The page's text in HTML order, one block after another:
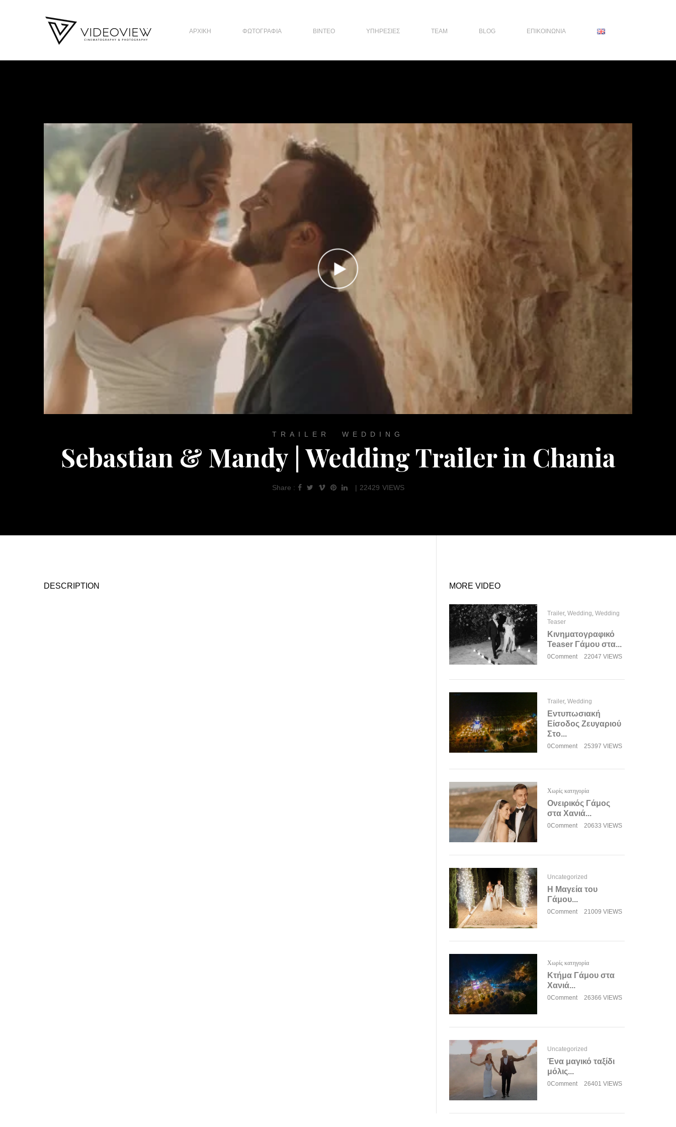
ΑΡΧΙΚΗ ΦΩΤΟΓΡΑΦΙΑ ΒΙΝΤΕΟ ΥΠΗΡΕΣΙΕΣ TEAM BLOG ΕΠΙΚΟΙΝΩΝΙΑ
TRAILER WEDDING
Sebastian & Mandy | Wedding Trailer in Chania
Share : | 22429 VIEWS
DESCRIPTION MORE VIDEO
Trailer, Wedding, Wedding
Teaser
Κινηματογραφικό
Teaser Γάμου στα...
0Comment 22047 VIEWS
Trailer, Wedding
Εντυπωσιακή
Είσοδος Ζευγαριού
Στο...
0Comment 25397 VIEWS
Χωρίς κατηγορία
Ονειρικός Γάμος
στα Χανιά...
0Comment 20633 VIEWS
Uncategorized
Η Μαγεία του
Γάμου...
0Comment 21009 VIEWS
Χωρίς κατηγορία
Κτήμα Γάμου στα
Χανιά...
0Comment 26366 VIEWS
Uncategorized
Ένα μαγικό ταξίδι
μόλις...
0Comment 26401 VIEWS